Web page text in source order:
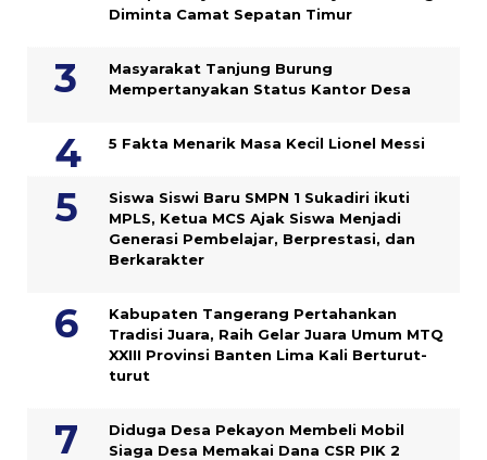
Diminta Camat Sepatan Timur
Masyarakat Tanjung Burung
Mempertanyakan Status Kantor Desa
5 Fakta Menarik Masa Kecil Lionel Messi
Siswa Siswi Baru SMPN 1 Sukadiri ikuti
MPLS, Ketua MCS Ajak Siswa Menjadi
Generasi Pembelajar, Berprestasi, dan
Berkarakter
Kabupaten Tangerang Pertahankan
Tradisi Juara, Raih Gelar Juara Umum MTQ
XXIII Provinsi Banten Lima Kali Berturut-
turut
Diduga Desa Pekayon Membeli Mobil
Siaga Desa Memakai Dana CSR PIK 2